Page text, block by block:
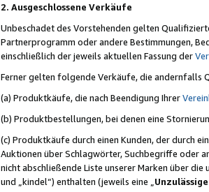
2. Ausgeschlossene Verkäufe
Unbeschadet des Vorstehenden gelten
Partnerprogramm oder andere Bestimmungen,
einschließlich der jeweils aktuellen Fassung der
Ferner gelten folgende Verkäufe, die andernfalls
(a) Produktkäufe, die nach Beendigung Ihrer
(b) Produktbestellungen, bei denen eine
(c) Produktkäufe durch einen Kunden, der durch
Auktionen über Schlagwörter, Suchbegriffe oder
nicht abschließende Liste unserer Marken über
und „kindel“) enthalten (jeweils eine „